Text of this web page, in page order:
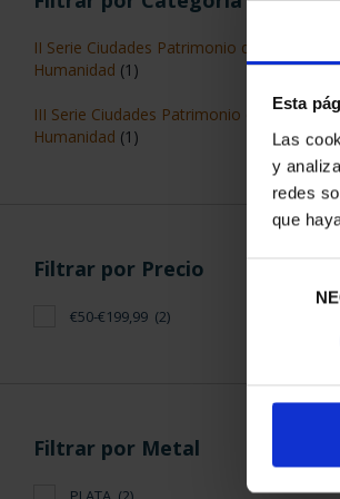
Esta
Las
y
redes
que
II Serie Ciudades Patrimonio de la
Humanidad (1)
III Serie Ciudades Patrimonio de la
Humanidad (1)
Filtrar por Precio
€50-€199,99 (2)
Filtrar por Metal